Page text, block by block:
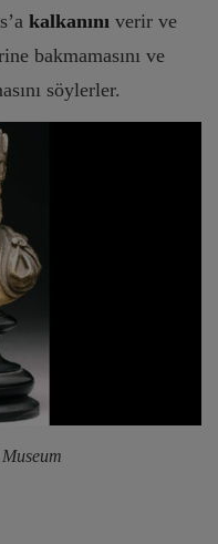
kalkanını verir ve
bakmamasını ve
söylerler.